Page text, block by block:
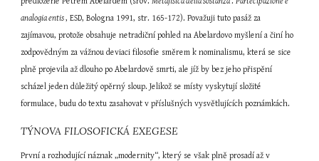
analogia entis , ESD, Bologna 1991, str. 165-172). Považuji tuto pasáž za
zajímavou, protože obsahuje netradiční pohled na Abelardovo myšlení a činí ho
zodpovědným za vážnou deviaci filosofie směrem k nominalismu, která se sice
plně projevila až dlouho po Abelardově smrti, ale jíž by bez jeho přispění
scházel jeden důležitý opěrný sloup. Jelikož se místy vyskytují složité
formulace, budu do textu zasahovat v příslušných vysvětlujících poznámkách.
TÝNOVA FILOSOFICKÁ EXEGESE
První a rozhodující náznak „modernity“, který se však plně prosadí až v